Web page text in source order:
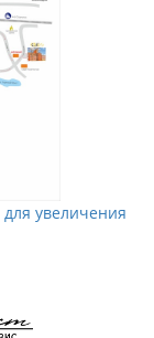
увеличения